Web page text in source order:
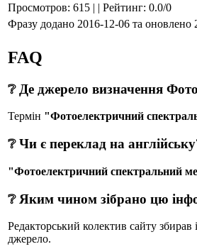
Просмотров: 615 | | Рейтинг: 0.0/0
Фразу додано 2016-12-06 та оновлено
FAQ
❔ Де джерело визначення
Термін "Фотоелектричний
❔ Чи є переклад на
"Фотоелектричний спектральний
❔ Яким чином зібрано цю
Редакторський колектив сайту
джерело.